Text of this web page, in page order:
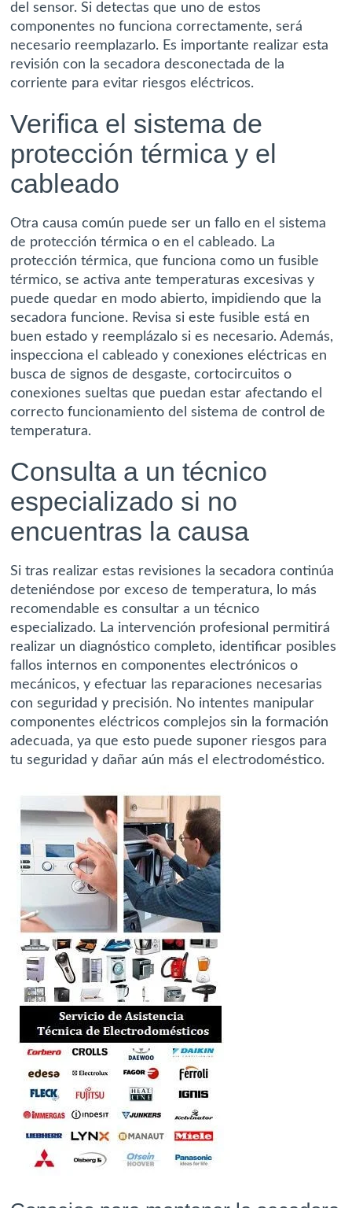
del sensor. Si detectas que uno de estos
componentes no funciona correctamente, será
necesario reemplazarlo. Es importante realizar esta
revisión con la secadora desconectada de la
corriente para evitar riesgos eléctricos.
Verifica el sistema de
protección térmica y el
cableado
Otra causa común puede ser un fallo en el sistema
de protección térmica o en el cableado. La
protección térmica, que funciona como un fusible
térmico, se activa ante temperaturas excesivas y
puede quedar en modo abierto, impidiendo que la
secadora funcione. Revisa si este fusible está en
buen estado y reemplázalo si es necesario. Además,
inspecciona el cableado y conexiones eléctricas en
busca de signos de desgaste, cortocircuitos o
conexiones sueltas que puedan estar afectando el
correcto funcionamiento del sistema de control de
temperatura.
Consulta a un técnico
especializado si no
encuentras la causa
Si tras realizar estas revisiones la secadora continúa
deteniéndose por exceso de temperatura, lo más
recomendable esconsultar a un técnico
especializado. La intervención profesional permitirá
realizar un diagnóstico completo, identificar posibles
fallos internos en componentes electrónicos o
mecánicos, y efectuar las reparaciones necesarias
con seguridad y precisión. No intentes manipular
componentes eléctricos complejos sin la formación
adecuada, ya que esto puede suponer riesgos para
tu seguridad y dañar aún más el electrodoméstico.